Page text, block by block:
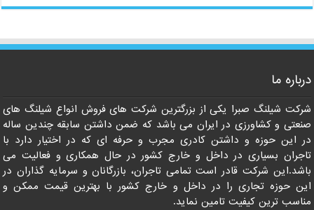
درباره ما
شرکت شیلنگ صبرا یکی از بزرگترین شرکت های فروش انواع شیلنگ های
صنعتی و کشاورزی در ایران می باشد که ضمن داشتن سابقه چندین ساله
در این حوزه و داشتن کادری مجرب و حرفه ای که در اختیار دارد با
تاجران بسیاری در داخل و خارج کشور در حال همکاری و فعالیت می
باشد.این شرکت قادر است تمامی تاجران، بازرگانان و سرمایه گذاران در
این حوزه تجاری را در داخل و خارج کشور با بهترین قیمت ممکن و
مناسب ترین کیفیت تامین نماید.
09129586863